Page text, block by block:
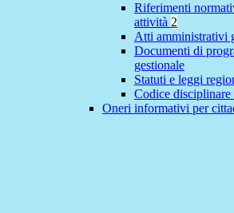
Riferimenti
attività 2
Atti amministrativi
Documenti di
gestionale
Statuti e leggi
Codice disciplinare
Oneri informativi per